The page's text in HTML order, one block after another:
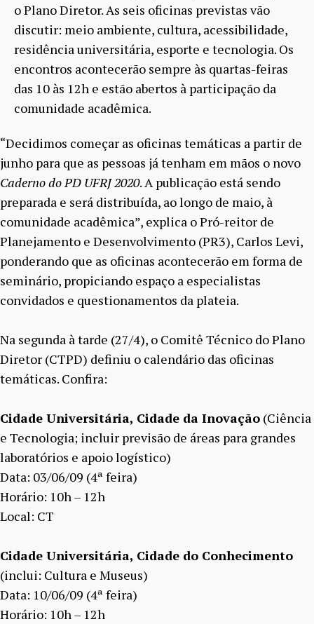
o Plano Diretor. As seis oficinas previstas vão
discutir: meio ambiente, cultura, acessibilidade,
residência universitária, esporte e tecnologia. Os
encontros acontecerão sempre às quartas-feiras
das 10 às 12h e estão abertos à participação da
comunidade acadêmica.
“Decidimos começar as oficinas temáticas a partir de
junho para que as pessoas já tenham em mãos o novo
Caderno do PD UFRJ 2020. A publicação está sendo
preparada e será distribuída, ao longo de maio, à
comunidade acadêmica”, explica o Pró-reitor de
Planejamento e Desenvolvimento (PR3), Carlos Levi,
ponderando que as oficinas acontecerão em forma de
seminário, propiciando espaço a especialistas
convidados e questionamentos da plateia.
Na segunda à tarde (27/4), o Comitê Técnico do Plano
Diretor (CTPD) definiu o calendário das oficinas
temáticas. Confira:
Cidade Universitária, Cidade da Inovação (Ciência
e Tecnologia; incluir previsão de áreas para grandes
laboratórios e apoio logístico)
Data: 03/06/09 (4ª feira)
Horário: 10h – 12h
Local: CT
Cidade Universitária, Cidade do Conhecimento
(inclui: Cultura e Museus)
Data: 10/06/09 (4ª feira)
Horário: 10h – 12h